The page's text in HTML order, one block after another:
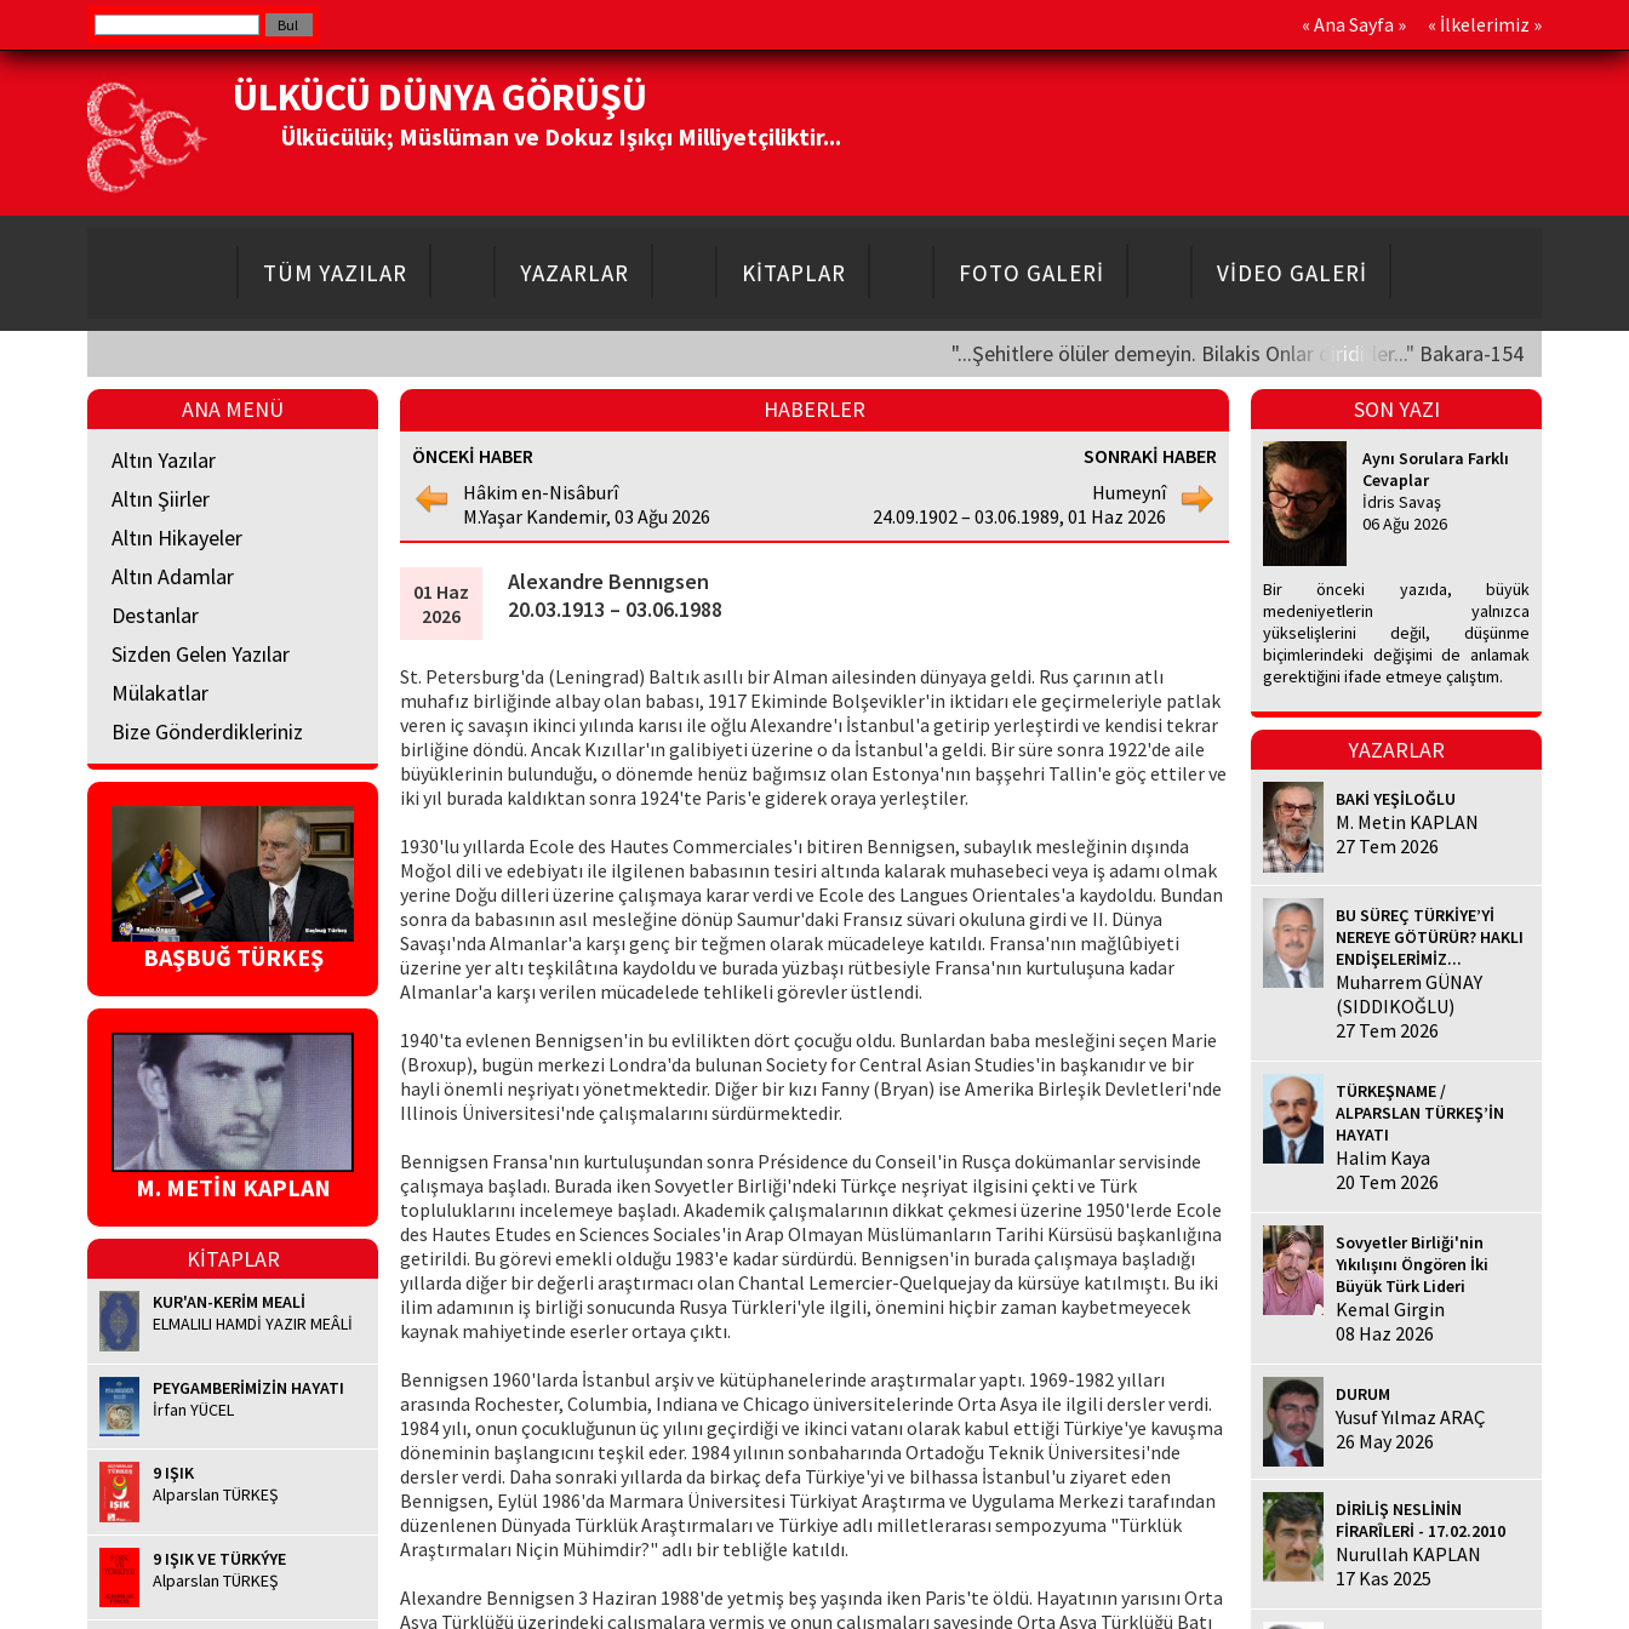
« Ana Sayfa » « İlkelerimiz »
ÜLKÜCÜ DÜNYA GÖRÜŞÜ
Ülkücülük; Müslüman ve Dokuz Işıkçı Milliyetçiliktir...
TÜM YAZILAR YAZARLAR KİTAPLAR FOTO GALERİ VİDEO GALERİ
"...Şehitlere ölüler demeyin. Bilakis Onlar diridirler..." Bakara-154
ANA MENÜ
Altın Yazılar
Altın Şiirler
Altın Hikayeler
Altın Adamlar
Destanlar
Sizden Gelen Yazılar
Mülakatlar
Bize Gönderdikleriniz
BAŞBUĞ TÜRKEŞ
M. METİN KAPLAN
KİTAPLAR
KUR'AN-KERİM MEALİ
ELMALILI HAMDİ YAZIR MEÂLİ
PEYGAMBERİMİZİN HAYATI
İrfan YÜCEL
9 IŞIK
Alparslan TÜRKEŞ
9 IŞIK VE TÜRKÝYE
Alparslan TÜRKEŞ
HABERLER
ÖNCEKİ HABER
Hâkim en-Nisâburî
M.Yaşar Kandemir, 03 Ağu 2026
SONRAKİ HABER
Humeynî
24.09.1902 – 03.06.1989, 01 Haz 2026
01 Haz
2026
Alexandre Bennıgsen
20.03.1913 – 03.06.1988
St. Petersburg'da (Leningrad) Baltık asıllı bir Alman ailesinden dünyaya geldi. Rus çarının atlı
muhafız birliğinde albay olan babası, 1917 Ekiminde Bolşevikler'in iktidarı ele geçirmeleriyle patlak
veren iç savaşın ikinci yılında karısı ile oğlu Alexandre'ı İstanbul'a getirip yerleştirdi ve kendisi tekrar
birliğine döndü. Ancak Kızıllar'ın galibiyeti üzerine o da İstanbul'a geldi. Bir süre sonra 1922'de aile
büyüklerinin bulunduğu, o dönemde henüz bağımsız olan Estonya'nın başşehri Tallin'e göç ettiler ve
iki yıl burada kaldıktan sonra 1924'te Paris'e giderek oraya yerleştiler.
1930'lu yıllarda Ecole des Hautes Commerciales'ı bitiren Bennigsen, subaylık mesleğinin dışında
Moğol dili ve edebiyatı ile ilgilenen babasının tesiri altında kalarak muhasebeci veya iş adamı olmak
yerine Doğu dilleri üzerine çalışmaya karar verdi ve Ecole des Langues Orientales'a kaydoldu. Bundan
sonra da babasının asıl mesleğine dönüp Saumur'daki Fransız süvari okuluna girdi ve II. Dünya
Savaşı'nda Almanlar'a karşı genç bir teğmen olarak mücadeleye katıldı. Fransa'nın mağlûbiyeti
üzerine yer altı teşkilâtına kaydoldu ve burada yüzbaşı rütbesiyle Fransa'nın kurtuluşuna kadar
Almanlar'a karşı verilen mücadelede tehlikeli görevler üstlendi.
1940'ta evlenen Bennigsen'in bu evlilikten dört çocuğu oldu. Bunlardan baba mesleğini seçen Marie
(Broxup), bugün merkezi Londra'da bulunan Society for Central Asian Studies'in başkanıdır ve bir
hayli önemli neşriyatı yönetmektedir. Diğer bir kızı Fanny (Bryan) ise Amerika Birleşik Devletleri'nde
Illinois Üniversitesi'nde çalışmalarını sürdürmektedir.
Bennigsen Fransa'nın kurtuluşundan sonra Présidence du Conseil'in Rusça dokümanlar servisinde
çalışmaya başladı. Burada iken Sovyetler Birliği'ndeki Türkçe neşriyat ilgisini çekti ve Türk
topluluklarını incelemeye başladı. Akademik çalışmalarının dikkat çekmesi üzerine 1950'lerde Ecole
des Hautes Etudes en Sciences Sociales'in Arap Olmayan Müslümanların Tarihi Kürsüsü başkanlığına
getirildi. Bu görevi emekli olduğu 1983'e kadar sürdürdü. Bennigsen'in burada çalışmaya başladığı
yıllarda diğer bir değerli araştırmacı olan Chantal Lemercier-Quelquejay da kürsüye katılmıştı. Bu iki
ilim adamının iş birliği sonucunda Rusya Türkleri'yle ilgili, önemini hiçbir zaman kaybetmeyecek
kaynak mahiyetinde eserler ortaya çıktı.
Bennigsen 1960'larda İstanbul arşiv ve kütüphanelerinde araştırmalar yaptı. 1969-1982 yılları
arasında Rochester, Columbia, Indiana ve Chicago üniversitelerinde Orta Asya ile ilgili dersler verdi.
1984 yılı, onun çocukluğunun üç yılını geçirdiği ve ikinci vatanı olarak kabul ettiği Türkiye'ye kavuşma
döneminin başlangıcını teşkil eder. 1984 yılının sonbaharında Ortadoğu Teknik Üniversitesi'nde
dersler verdi. Daha sonraki yıllarda da birkaç defa Türkiye'yi ve bilhassa İstanbul'u ziyaret eden
Bennigsen, Eylül 1986'da Marmara Üniversitesi Türkiyat Araştırma ve Uygulama Merkezi tarafından
düzenlenen Dünyada Türklük Araştırmaları ve Türkiye adlı milletlerarası sempozyuma "Türklük
Araştırmaları Niçin Mühimdir?" adlı bir tebliğle katıldı.
Alexandre Bennigsen 3 Haziran 1988'de yetmiş beş yaşında iken Paris'te öldü. Hayatının yarısını Orta
Asya Türklüğü üzerindeki çalışmalara vermiş ve onun çalışmaları sayesinde Orta Asya Türklüğü Batı
SON YAZI
Aynı Sorulara Farklı
Cevaplar
İdris Savaş
06 Ağu 2026
Bir önceki yazıda, büyük
medeniyetlerin yalnızca
yükselişlerini değil, düşünme
biçimlerindeki değişimi de anlamak
gerektiğini ifade etmeye çalıştım.
YAZARLAR
BAKİ YEŞİLOĞLU
M. Metin KAPLAN
27 Tem 2026
BU SÜREÇ TÜRKİYE’Yİ
NEREYE GÖTÜRÜR? HAKLI
ENDİŞELERİMİZ...
Muharrem GÜNAY
(SIDDIKOĞLU)
27 Tem 2026
TÜRKEŞNAME /
ALPARSLAN TÜRKEŞ’İN
HAYATI
Halim Kaya
20 Tem 2026
Sovyetler Birliği'nin
Yıkılışını Öngören İki
Büyük Türk Lideri
Kemal Girgin
08 Haz 2026
DURUM
Yusuf Yılmaz ARAÇ
26 May 2026
DİRİLİŞ NESLİNİN
FİRARÎLERİ - 17.02.2010
Nurullah KAPLAN
17 Kas 2025